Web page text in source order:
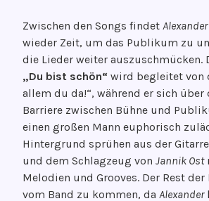
Zwischen den Songs findet Alexander
wieder Zeit, um das Publikum zu
die Lieder weiter auszuschmücken.
„Du bist schön“ wird begleitet von
allem du da!“, während er sich
Barriere zwischen Bühne und
einen großen Mann euphorisch
Hintergrund sprühen aus der
und dem Schlagzeug von Jannik Ost
Melodien und Grooves. Der Rest
vom Band zu kommen, da Alexander